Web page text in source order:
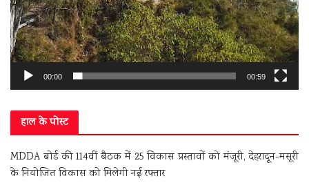
00:00 00:59
हाल के पोस्ट
MDDA बोर्ड की 114वीं बैठक में 25 विकास प्रस्तावों को मंजूरी, देहरादून-मसूरी
के नियोजित विकास को मिलेगी नई रफ्तार